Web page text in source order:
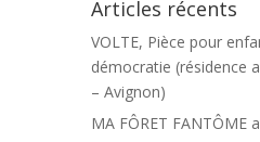
Articles récents
VOLTE, Pièce pour
démocratie (résidence
– Avignon)
MA FÔRET FANTÔME